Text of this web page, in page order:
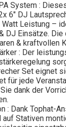
System :
6" DJ
Leistung –
DJ Einsätze. Die
& kraftvollen
: Der
Set eignet
für jede
dank der
: Dank Tophat-
Stativen